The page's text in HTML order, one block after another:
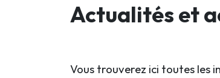
Actualités et
Vous trouverez ici toutes les